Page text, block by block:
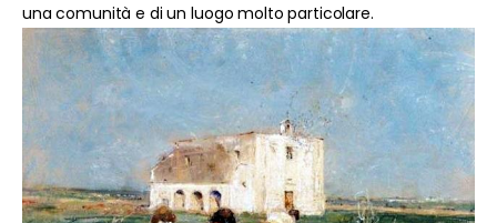
una comunità e di un luogo molto particolare.